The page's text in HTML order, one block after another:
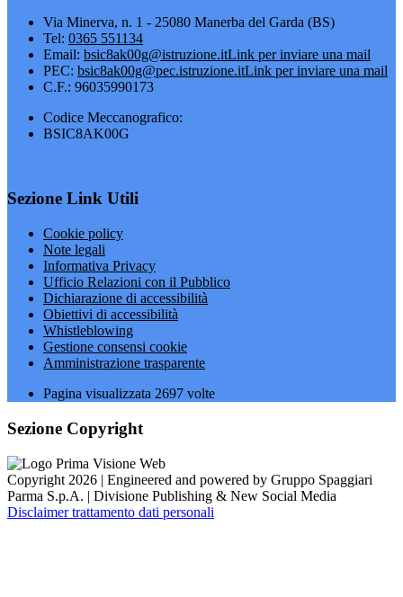
Via Minerva, n. 1 - 25080 Manerba del Garda (BS)
Tel: 0365 551134
Email: bsic8ak00g@istruzione.itLink per inviare una mail
PEC: bsic8ak00g@pec.istruzione.itLink per inviare una mail
C.F.: 96035990173
Codice Meccanografico:
BSIC8AK00G
Sezione Link Utili
Cookie policy
Note legali
Informativa Privacy
Ufficio Relazioni con il Pubblico
Dichiarazione di accessibilità
Obiettivi di accessibilità
Whistleblowing
Gestione consensi cookie
Amministrazione trasparente
Pagina visualizzata 2697 volte
Sezione Copyright
Copyright 2026 | Engineered and powered by Gruppo Spaggiari
Parma S.p.A. | Divisione Publishing & New Social Media
Disclaimer trattamento dati personali